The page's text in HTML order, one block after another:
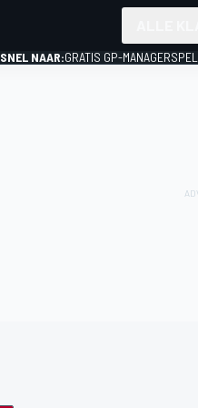
SNEL NAAR:GRATIS GP-MANAGERSPEL